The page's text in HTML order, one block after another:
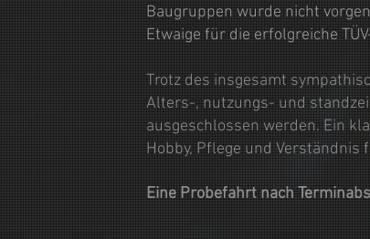
Baugruppen wurde nicht
Etwaige für die erfolgreiche
Trotz des insgesamt
Alters-, nutzungs- und
ausgeschlossen werden. Ein
Hobby, Pflege und Verständnis
Eine Probefahrt nach